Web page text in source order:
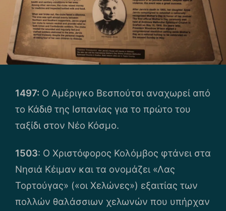
1497: Ο Αμέριγκο Βεσπούτσι αναχωρεί από
το Κάδιθ της Ισπανίας για το πρώτο του
ταξίδι στον Νέο Κόσμο.
1503: Ο Χριστόφορος Κολόμβος φτάνει στα
Νησιά Κέιμαν και τα ονομάζει «Λας
Τορτούγας» («οι Χελώνες») εξαιτίας των
πολλών θαλάσσιων χελωνών που υπήρχαν